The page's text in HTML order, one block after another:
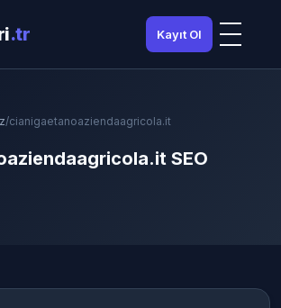
.tr Kayıt Ol
/cianigaetanoaziendaagricola.it
SEO